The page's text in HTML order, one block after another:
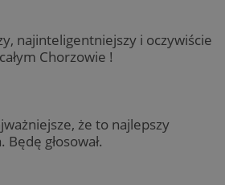
najinteligentniejszy i oczywiście
Chorzowie !
że to najlepszy
głosował.